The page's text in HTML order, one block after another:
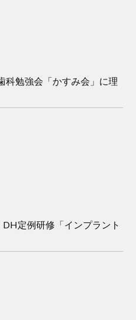
科勉強会「かすみ会」に理
定例研修「インプラント